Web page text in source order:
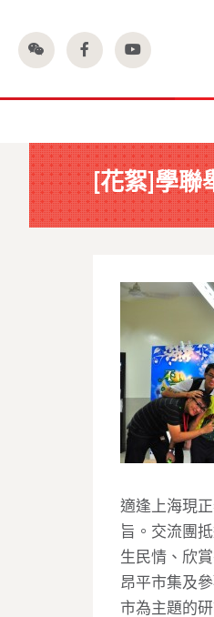
[花絮]學聯
適逢上海現
旨。交流團
生民情、欣
昂平市集及
市為主題的